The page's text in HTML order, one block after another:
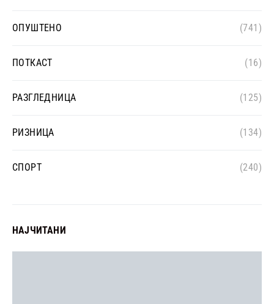
ОПУШТЕНО (741)
ПОТКАСТ (16)
РАЗГЛЕДНИЦА (125)
РИЗНИЦА (134)
СПОРТ (240)
НАЈЧИТАНИ